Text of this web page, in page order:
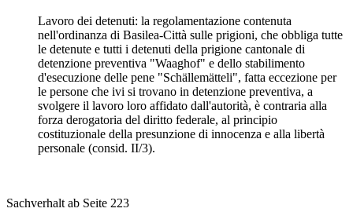
Lavoro dei detenuti: la regolamentazione contenuta
nell'ordinanza di Basilea-Città sulle prigioni, che obbliga tutte
le detenute e tutti i detenuti della prigione cantonale di
detenzione preventiva "Waaghof" e dello stabilimento
d'esecuzione delle pene "Schällemätteli", fatta eccezione per
le persone che ivi si trovano in detenzione preventiva, a
svolgere il lavoro loro affidato dall'autorità, è contraria alla
forza derogatoria del diritto federale, al principio
costituzionale della presunzione di innocenza e alla libertà
personale (consid. II/3).
Sachverhalt ab Seite 223